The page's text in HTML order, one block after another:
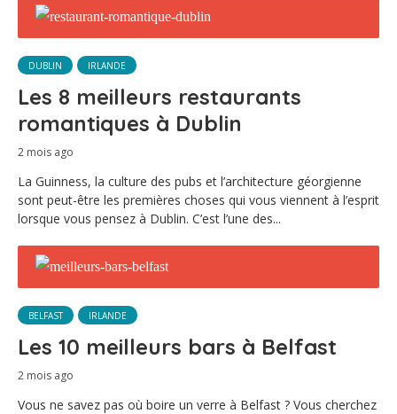
DUBLIN IRLANDE
Les 8 meilleurs restaurants
romantiques à Dublin
2 mois ago
La Guinness, la culture des pubs et l’architecture géorgienne
sont peut-être les premières choses qui vous viennent à l’esprit
lorsque vous pensez à Dublin. C’est l’une des...
BELFAST IRLANDE
Les 10 meilleurs bars à Belfast
2 mois ago
Vous ne savez pas où boire un verre à Belfast ? Vous cherchez